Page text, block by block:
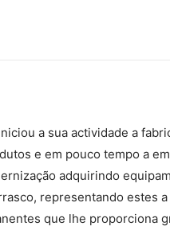
a sua actividade a
e em pouco tempo a
adquirindo
representando estes
que lhe proporciona